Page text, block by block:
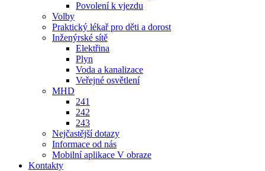
Povolení k vjezdu
Volby
Praktický lékař pro děti a dorost
Inženýrské sítě
Elektřina
Plyn
Voda a kanalizace
Veřejné osvětlení
MHD
241
242
243
Nejčastější dotazy
Informace od nás
Mobilní aplikace V obraze
Kontakty